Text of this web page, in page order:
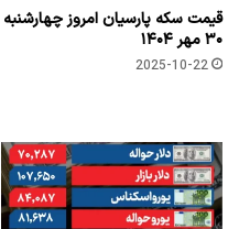
قیمت سکه پارسیان امروز چهارشنبه
۳۰ مهر ۱۴۰۴
2025-10-22